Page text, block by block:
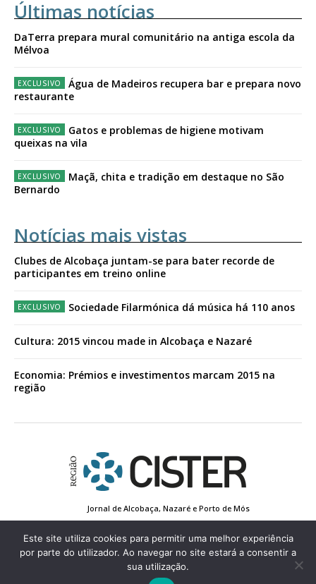
Últimas notícias
DaTerra prepara mural comunitário na antiga escola da
Mélvoa
Água de Madeiros recupera bar e prepara novo
restaurante
Gatos e problemas de higiene motivam
queixas na vila
Maçã, chita e tradição em destaque no São
Bernardo
Notícias mais vistas
Clubes de Alcobaça juntam-se para bater recorde de
participantes em treino online
Sociedade Filarmónica dá música há 110 anos
Cultura: 2015 vincou made in Alcobaça e Nazaré
Economia: Prémios e investimentos marcam 2015 na
região
Jornal de Alcobaça, Nazaré e Porto de Mós
Estatuto Editorial
Contactos
Política de Privacidade
Conta de Registo
Edição Impressa
© 2022 Região de Cister - Todos os direitos reservados.
Este site utiliza cookies para permitir uma melhor experiência
por parte do utilizador. Ao navegar no site estará a consentir a
sua utilização.